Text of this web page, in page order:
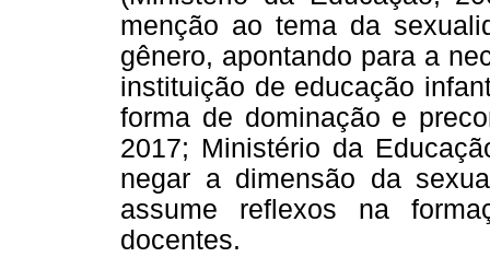
menção ao tema da
gênero, apontando para a
instituição de educação
forma de dominação e
2017; Ministério da
negar a dimensão da
assume reflexos na
docentes.